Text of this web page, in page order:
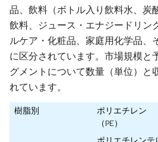
品、飲料（ボトル入り飲料水、炭
飲料、ジュース・エナジードリン
ルケア・化粧品、家庭用化学品、
に区分されています。市場規模と
グメントについて数量（単位）と
れています。
樹脂別
ポリエチレン
（PE）